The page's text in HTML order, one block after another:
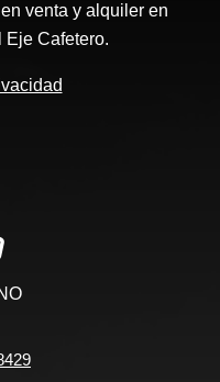
venta y alquiler en
Eje Cafetero.